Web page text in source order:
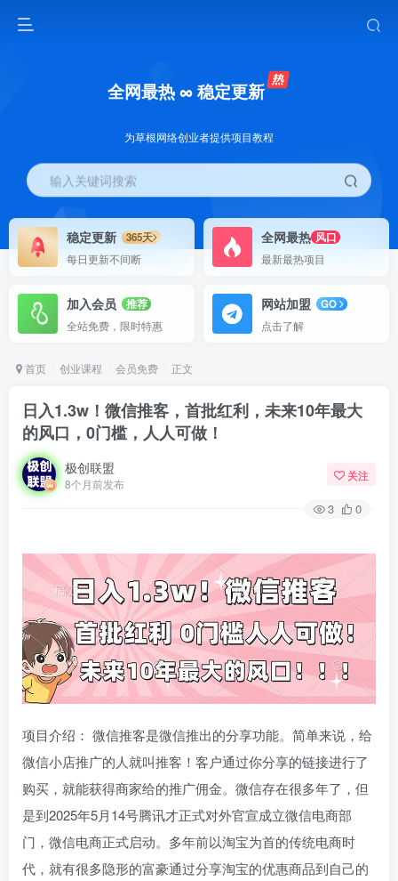
全网最热 ∞ 稳定更新
为草根网络创业者提供项目教程
输入关键词搜索
稳定更新
365天
每日更新不间断
全网最热 风口
最新最热项目
加入会员
推荐
全站免费，限时特惠
网站加盟
GO
点击了解
首页 创业课程 会员免费 正文
日入1.3w！微信推客，首批红利，未来10年最大
的风口，0门槛，人人可做！
极创联盟
8个月前发布
关注
3 0
项目介绍： 微信推客是微信推出的分享功能。简单来说，给
微信小店推广的人就叫推客！客户通过你分享的链接进行了
购买，就能获得商家给的推广佣金。微信存在很多年了，但
是到2025年5月14号腾讯才正式对外官宣成立微信电商部
门，微信电商正式启动。多年前以淘宝为首的传统电商时
代，就有很多隐形的富豪通过分享淘宝的优惠商品到自己的